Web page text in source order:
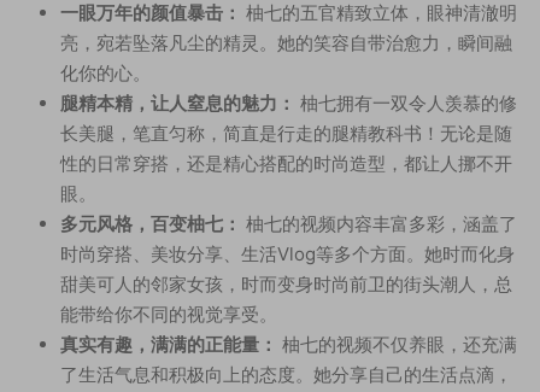
一眼万年的颜值暴击： 柚七的五官精致立体，眼神清澈明
亮，宛若坠落凡尘的精灵。她的笑容自带治愈力，瞬间融
化你的心。
腿精本精，让人窒息的魅力： 柚七拥有一双令人羡慕的修
长美腿，笔直匀称，简直是行走的腿精教科书！无论是随
性的日常穿搭，还是精心搭配的时尚造型，都让人挪不开
眼。
多元风格，百变柚七： 柚七的视频内容丰富多彩，涵盖了
时尚穿搭、美妆分享、生活Vlog等多个方面。她时而化身
甜美可人的邻家女孩，时而变身时尚前卫的街头潮人，总
能带给你不同的视觉享受。
真实有趣，满满的正能量： 柚七的视频不仅养眼，还充满
了生活气息和积极向上的态度。她分享自己的生活点滴，